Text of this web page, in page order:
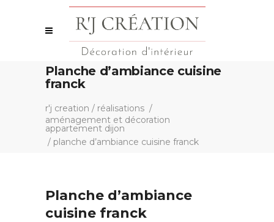
Planche d’ambiance cuisine
franck
r'j creation / réalisations /
aménagement et décoration
appartement dijon
/ planche d’ambiance cuisine franck
Planche d’ambiance
cuisine franck